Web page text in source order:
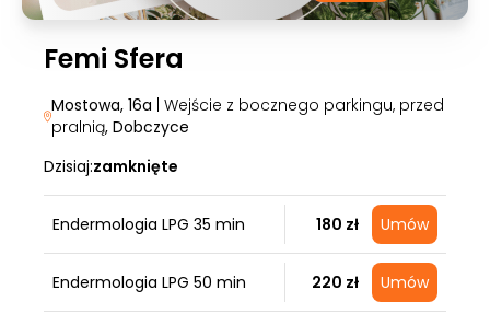
Femi Sfera
Mostowa, 16a | Wejście z bocznego parkingu, przed
pralnią, Dobczyce
Dzisiaj:zamknięte
Endermologia LPG 35 min 180 zł Umów
Endermologia LPG 50 min 220 zł Umów